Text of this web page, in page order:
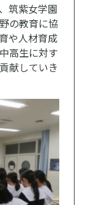
筑紫女学園
の教育に協
や人材育成
高生に対す
献していき